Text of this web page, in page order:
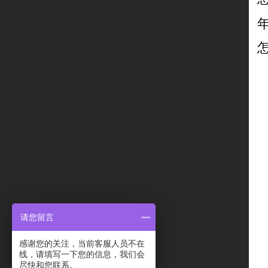
请您留言
感谢您的关注，当前客服人员不在
线，请填写一下您的信息，我们会
尽快和您联系。